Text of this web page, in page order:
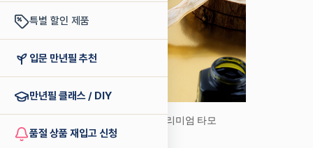
특별 할인 제품
입문 만년필 추천
만년필 클래스 / DIY
품절 상품 재입고 신청
타치카와 펜대 프리미엄 타모